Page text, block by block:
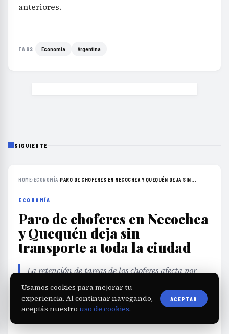
anteriores.
TAGS Economía Argentina
SIGUIENTE
HOME›ECONOMÍA›PARO DE CHOFERES EN NECOCHEA Y QUEQUÉN DEJA SIN...
ECONOMÍA
Paro de choferes en Necochea
y Quequén deja sin
transporte a toda la ciudad
La retención de tareas de los choferes afecta por
completo el servicio de colectivos en Necochea y
Quequén, generando preocupación por la
continuidad del transporte público.
Usamos cookies para mejorar tu
experiencia. Al continuar navegando,
aceptás nuestro uso de cookies.
ACEPTAR